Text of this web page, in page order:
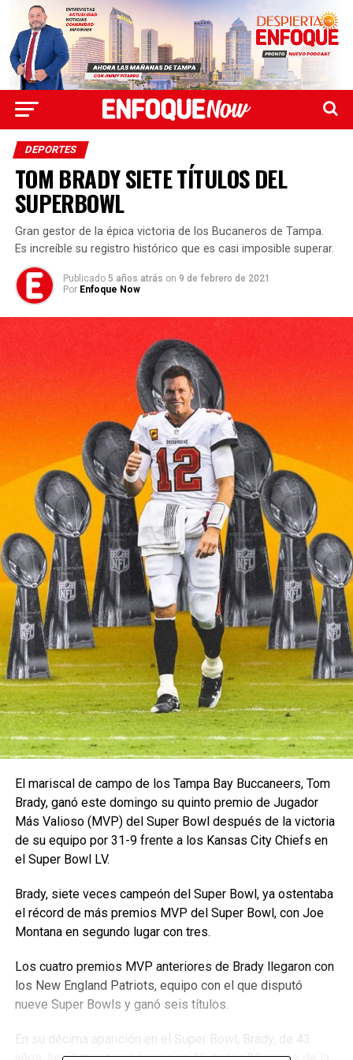
DEPORTES
TOM BRADY SIETE TÍTULOS DEL
SUPERBOWL
Gran gestor de la épica victoria de los Bucaneros de Tampa.
Es increíble su registro histórico que es casi imposible superar.
Publicado 5 años atrás on 9 de febrero de 2021
Por Enfoque Now
El mariscal de campo de los Tampa Bay Buccaneers, Tom
Brady, ganó este domingo su quinto premio de Jugador
Más Valioso (MVP) del Super Bowl después de la victoria
de su equipo por 31-9 frente a los Kansas City Chiefs en
el Super Bowl LV.
Brady, siete veces campeón del Super Bowl, ya ostentaba
el récord de más premios MVP del Super Bowl, con Joe
Montana en segundo lugar con tres.
Los cuatro premios MVP anteriores de Brady llegaron con
los New England Patriots, equipo con el que disputó
nueve Super Bowls y ganó seis títulos.
En su décima aparición en el Super Bowl, Brady, de 43